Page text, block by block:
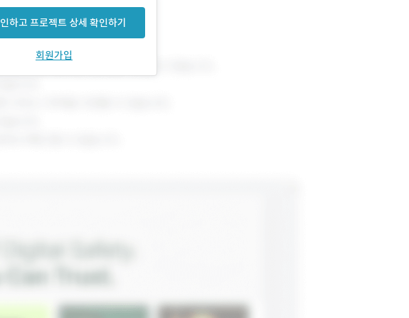
하고 프로젝트 상세 확인하기
회원가입